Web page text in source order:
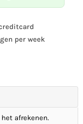
per week
afrekenen.